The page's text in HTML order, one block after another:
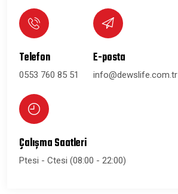
Telefon
0553 760 85 51
E-posta
info@dewslife.com.tr
Çalışma Saatleri
Ptesi - Ctesi (08:00 - 22:00)